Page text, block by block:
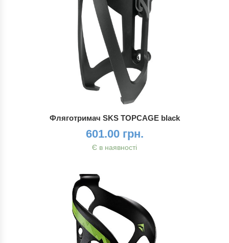
Фляготримач SKS TOPCAGE black
601.00 грн.
Є в наявності